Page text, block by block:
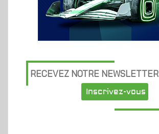
RECEVEZ NOTRE NEWSLETTER
Inscrivez-vous